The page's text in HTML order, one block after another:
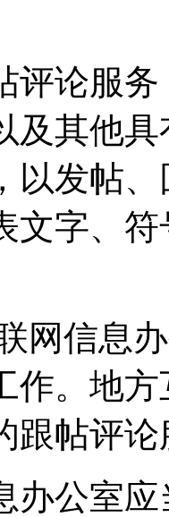
评论服
及其他
以发帖
文字、
网信息
作。地
跟帖评
办公室